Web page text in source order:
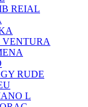
REIAL
VENTURA
RUDE
L